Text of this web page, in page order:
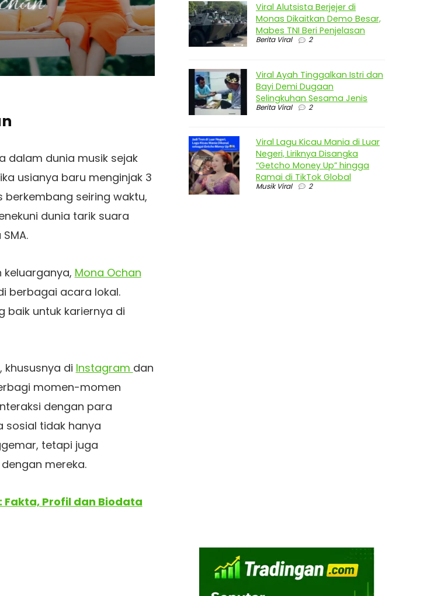
dalam dunia musik sejak
usianya baru menginjak 3
berkembang seiring waktu,
dunia tarik suara
Mona Ochan
berbagai acara lokal.
baik untuk kariernya di
di Instagram dan
momen-momen
dengan para
sosial tidak hanya
tetapi juga
mereka.
Fakta, Profil dan Biodata
Viral Alutsista Berjejer di
Monas Dikaitkan Demo Besar,
Mabes TNI Beri Penjelasan
Berita Viral 2
Viral Ayah Tinggalkan Istri dan
Bayi Demi Dugaan
Selingkuhan Sesama Jenis
Berita Viral 2
Viral Lagu Kicau Mania di Luar
Negeri, Liriknya Disangka
“Getcho Money Up” hingga
Ramai di TikTok Global
Musik Viral 2